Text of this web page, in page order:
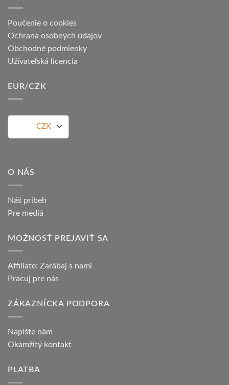
Poučenie o cookies
Ochrana osobných údajov
Obchodné podmienky
Užívateľská licencia
EUR/CZK
CZK
O NÁS
Náš príbeh
Pre mediá
MOŽNOSŤ PREJAVIŤ SA
Affiliate: Zarábaj s nami
Pracuj pre nás
ZÁKAZNÍCKA PODPORA
Napíšte nám
Okamžitý kontakt
PLATBA